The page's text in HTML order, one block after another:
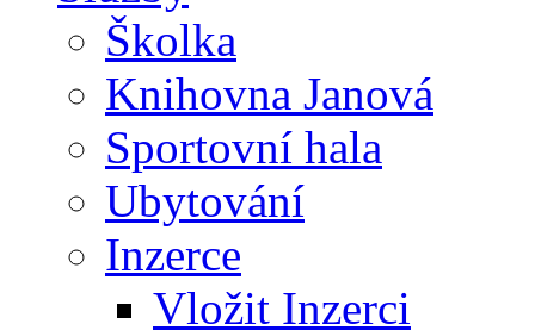
Školka
Knihovna Janová
Sportovní hala
Ubytování
Inzerce
Vložit Inzerci